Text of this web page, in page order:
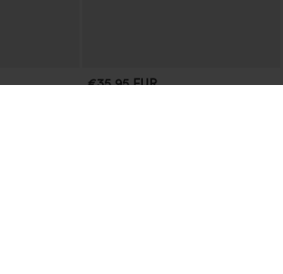
€35,95 EUR